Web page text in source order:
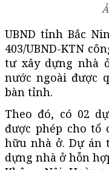
UBND tỉnh Bắc
403/UBND-KTN
tư xây dựng nhà
nước ngoài được
bàn tỉnh.
Theo đó, có 02
được phép cho tổ
hữu nhà ở. Dự án
dựng nhà ở hỗn